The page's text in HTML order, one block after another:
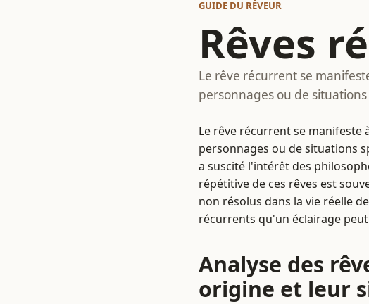
GUIDE DU RÊVEUR
Rêves
Le rêve récurrent se
personnages ou de
Le rêve récurrent se manifeste
personnages ou de situations
a suscité l'intérêt des
répétitive de ces rêves est
non résolus dans la vie réelle
récurrents qu'un éclairage
Analyse des
origine et leur